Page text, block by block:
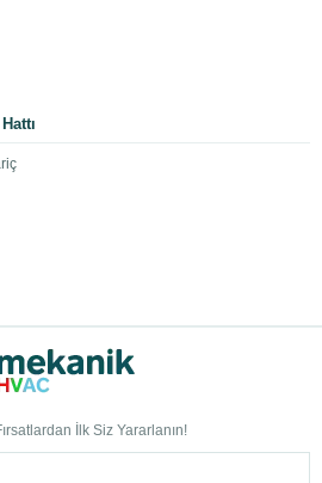
İlk Siz Yararlanın!